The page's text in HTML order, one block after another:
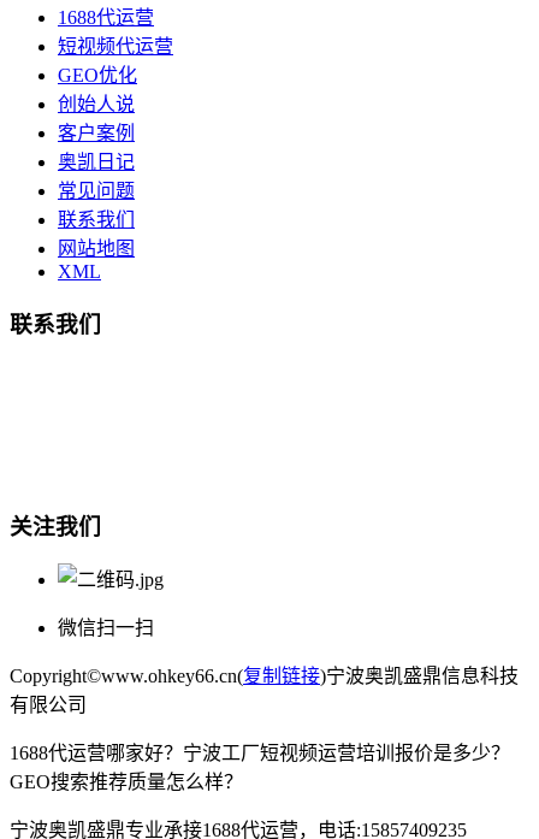
1688代运营
短视频代运营
GEO优化
创始人说
客户案例
奥凯日记
常见问题
联系我们
网站地图
XML
联系我们
关注我们
微信扫一扫
Copyright©www.ohkey66.cn(复制链接)宁波奥凯盛鼎信息科技
有限公司
1688代运营哪家好？宁波工厂短视频运营培训报价是多少？
GEO搜索推荐质量怎么样？
宁波奥凯盛鼎专业承接1688代运营，电话:15857409235